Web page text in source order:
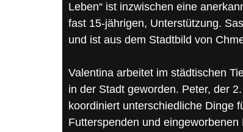
Leben“ ist inzwischen eine
fast 15-jährigen, Unterstützung.
und ist aus dem Stadtbild von
Valentina arbeitet im städtischen
in der Stadt geworden. Peter, der
koordiniert unterschiedliche Dinge
Futterspenden und